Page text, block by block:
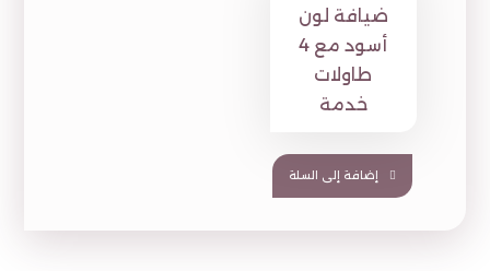
ضيافة لون
أسود مع 4
طاولات
خدمة
إضافة إلى السلة